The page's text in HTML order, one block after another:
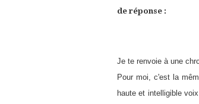
de réponse :
Je te renvoie à une
Pour moi, c'est la
haute et intelligible